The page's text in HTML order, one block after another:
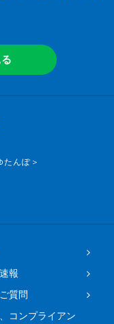
んぽ＞
報
質問
コンプライアン